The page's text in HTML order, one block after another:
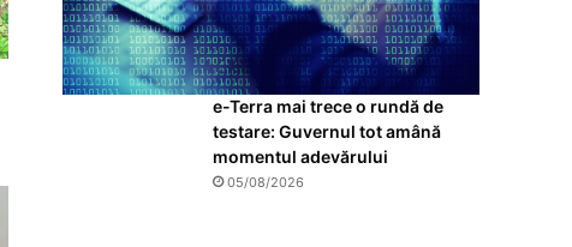
e-Terra mai trece o rundă de
testare: Guvernul tot amână
momentul adevărului
05/08/2026